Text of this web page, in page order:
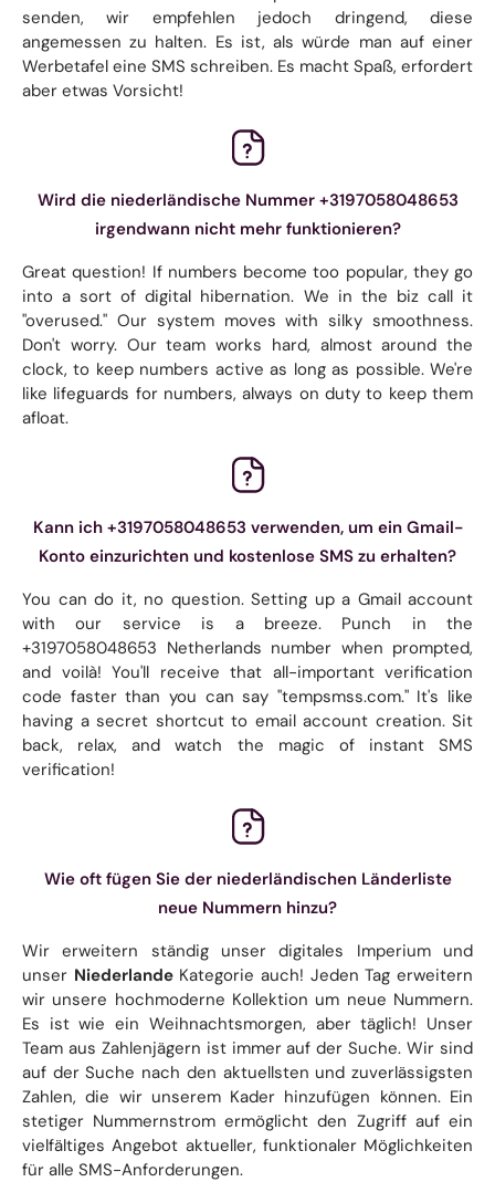
senden, wir empfehlen jedoch dringend, diese
angemessen zu halten. Es ist, als würde man auf einer
Werbetafel eine SMS schreiben. Es macht Spaß, erfordert
aber etwas Vorsicht!
Wird die niederländische Nummer +3197058048653
irgendwann nicht mehr funktionieren?
Great question! If numbers become too popular, they go
into a sort of digital hibernation. We in the biz call it
"overused." Our system moves with silky smoothness.
Don't worry. Our team works hard, almost around the
clock, to keep numbers active as long as possible. We're
like lifeguards for numbers, always on duty to keep them
afloat.
Kann ich +3197058048653 verwenden, um ein Gmail-
Konto einzurichten und kostenlose SMS zu erhalten?
You can do it, no question. Setting up a Gmail account
with our service is a breeze. Punch in the
+3197058048653 Netherlands number when prompted,
and voilà! You'll receive that all-important verification
code faster than you can say "tempsmss.com." It's like
having a secret shortcut to email account creation. Sit
back, relax, and watch the magic of instant SMS
verification!
Wie oft fügen Sie der niederländischen Länderliste
neue Nummern hinzu?
Wir erweitern ständig unser digitales Imperium und
unser NiederlandeKategorie auch! Jeden Tag erweitern
wir unsere hochmoderne Kollektion um neue Nummern.
Es ist wie ein Weihnachtsmorgen, aber täglich! Unser
Team aus Zahlenjägern ist immer auf der Suche. Wir sind
auf der Suche nach den aktuellsten und zuverlässigsten
Zahlen, die wir unserem Kader hinzufügen können. Ein
stetiger Nummernstrom ermöglicht den Zugriff auf ein
vielfältiges Angebot aktueller, funktionaler Möglichkeiten
für alle SMS-Anforderungen.